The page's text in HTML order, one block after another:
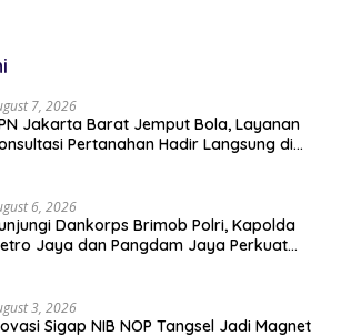
7, 2026
Jakarta Barat Jemput Bola, Layanan
Pertanahan Hadir Langsung di
6, 2026
Dankorps Brimob Polri, Kapolda
Jaya dan Pangdam Jaya Perkuat
3, 2026
Sigap NIB NOP Tangsel Jadi Magnet